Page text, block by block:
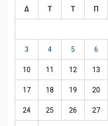
Δ Τ Τ Π
3 4 5 6
10 11 12 13
17 18 19 20
24 25 26 27